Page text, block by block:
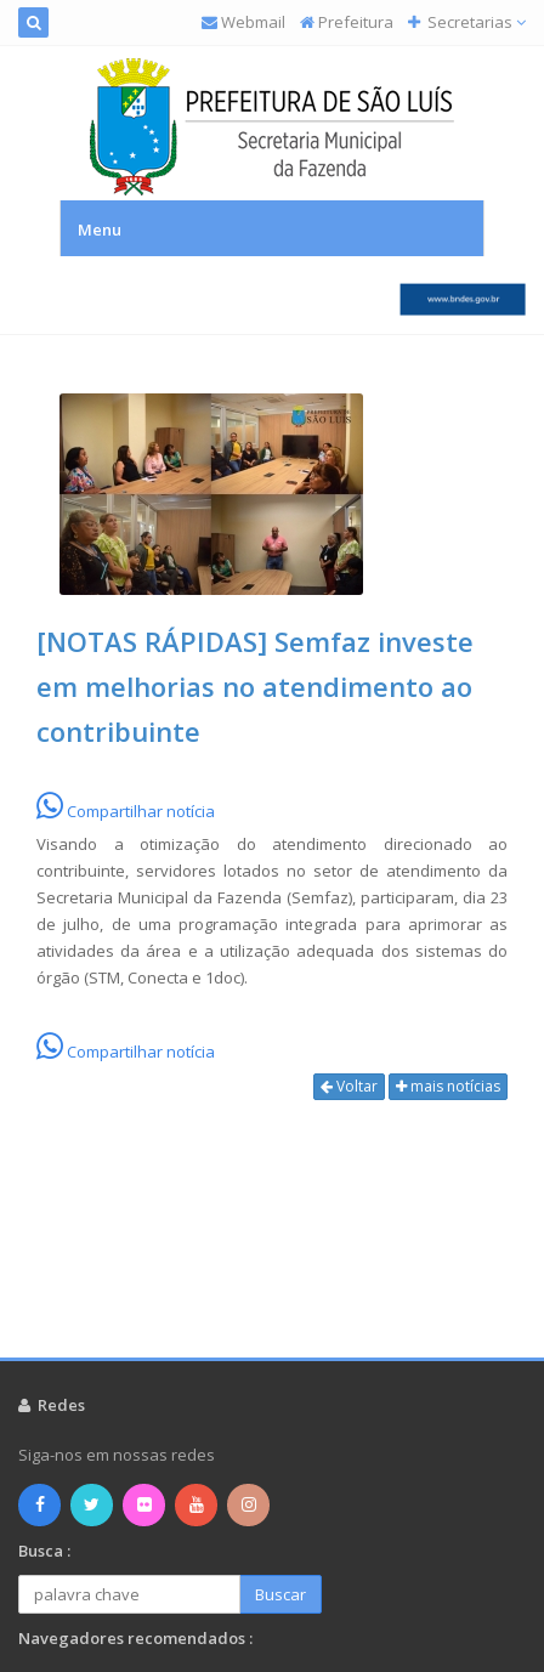
Webmail Prefeitura Secretarias
Menu
[NOTAS RÁPIDAS] Semfaz investe
em melhorias no atendimento ao
contribuinte
Compartilhar notícia
Visando a otimização do atendimento direcionado ao
contribuinte, servidores lotados no setor de atendimento da
Secretaria Municipal da Fazenda (Semfaz), participaram, dia 23
de julho, de uma programação integrada para aprimorar as
atividades da área e a utilização adequada dos sistemas do
órgão (STM, Conecta e 1doc).
Compartilhar notícia
Voltar mais notícias
Redes
Siga-nos em nossas redes
Busca :
Buscar
Navegadores recomendados :